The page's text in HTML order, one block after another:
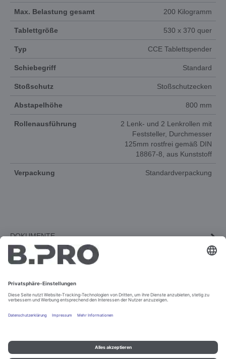
Max. Belastung gesamt 200 Kilogramm
Tablettgröße 530 x 370 quer
Typ CCE Tablettspender
Schiebegriff Standard
Stoßschutz Stoßschutzecken
Abstapelhöhe 800 mm
Rollenausführung
2 Lenk- und 2 Lenkrollen mit
Feststeller, Durchmesser
125mm rostfrei gemäß DIN
18867-8, aus Kunststoff
Verpackung Standardverpackung
DOKUMENTE